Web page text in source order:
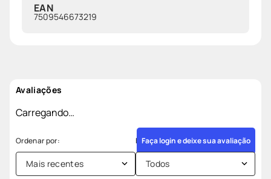
EAN
7509546673219
Avaliações
Carregando…
Faça login e deixe sua avaliação
Mais recentes Todos